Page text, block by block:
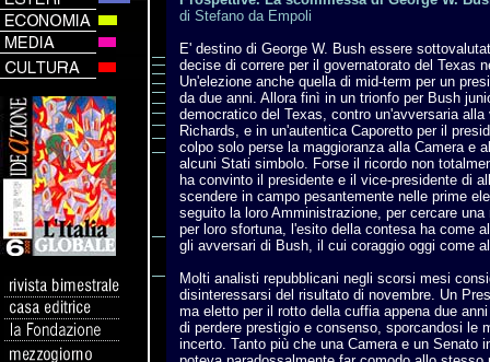
di Stefano da Empoli
E' destino di George W. Bush essere
decise di correre per il governatorato del Texas
Un'elezione anche quella di mid-term per un
da due anni. Allora finì in un trionfo per Bush
democratico del Texas, contro un'avversaria
Richards, e in un'autentica Caporetto per il
colpo solo perse la maggioranza alla Camera e
alcuni Stati simbolo. Forse il ricordo non
ha convinto il presidente e il vice-presidente di
scendere in campo pesantemente nelle prime
seguito la loro Amministrazione, per cercare
per loro sfortuna, l'esito della contesa ha come
gli avversari di Bush, il cui coraggio oggi come
Molti analisti repubblicani negli scorsi mesi
disinteressarsi del risultato di novembre. Un
ma eletto per il rotto della cuffia appena due
di perdere prestigio e consenso, sporcandosi le
incerto. Tanto più che una Camera e un Senato